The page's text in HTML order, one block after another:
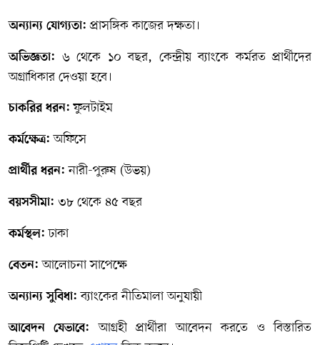
অন্যান্য যোগ্যতা:প্রাসঙ্গিক কাজের দক্ষতা।
অভিজ্ঞতা: ৬ থেকে ১০ বছর, কেন্দ্রীয় ব্যাংকে কর্মরত প্রার্থীদের
অগ্রাধিকার দেওয়া হবে।
চাকরির ধরন: ফুলটাইম
কর্মক্ষেত্র:অফিসে
প্রার্থীর ধরন:নারী-পুরুষ (উভয়)
বয়সসীমা: ৩৮ থেকে ৪৫ বছর
কর্মস্থল: ঢাকা
বেতন:আলোচনা সাপেক্ষে
অন্যান্য সুবিধা: ব্যাংকের নীতিমালা অনুযায়ী
আবেদন যেভাবে:
আগ্রহী প্রার্থীরা আবেদন করতে ও বিস্তারিত